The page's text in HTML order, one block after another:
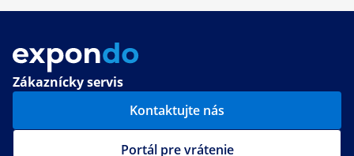
Zákaznícky servis
Kontaktujte nás
Portál pre vrátenie